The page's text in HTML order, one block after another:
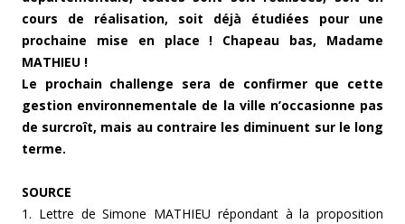
cours de réalisation, soit déjà étudiées pour une
prochaine mise en place !
Chapeau bas, Madame
MATHIEU !
Le prochain challenge sera de confirmer que cette
gestion environnementale de la ville n’occasionne pas
de surcroît, mais au contraire les diminuent sur le long
terme.
SOURCE
1. Lettre de Simone MATHIEU répondant à la proposition